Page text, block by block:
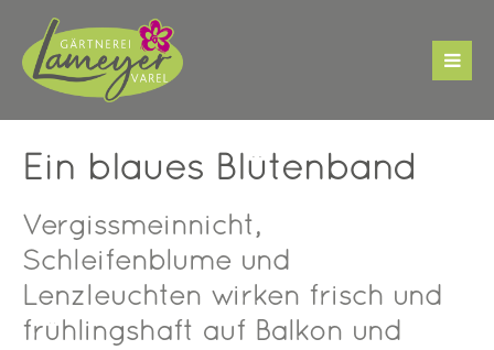
Der Eintrag "offcanvas-col1" existiert leider nicht.
Der Eintrag "offcanvas-col2" existiert leider nicht.
Der Eintrag "offcanvas-col4" existiert leider nicht.
Ein blaues Blütenband
Vergissmeinnicht,
Schleifenblume und
Lenzleuchten wirken frisch und
frühlingshaft auf Balkon und